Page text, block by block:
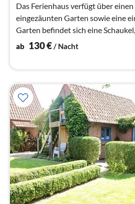
Das Ferienhaus verfügt über einen
eingezäunten Garten sowie eine
Garten befindet sich eine
kleinen Gäste.
ab 130€/ Nacht